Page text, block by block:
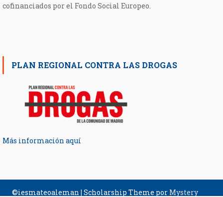
cofinanciados por el Fondo Social Europeo.
PLAN REGIONAL CONTRA LAS DROGAS
Más información aquí
©iesmateoaleman |Scholarship Theme por Mystery